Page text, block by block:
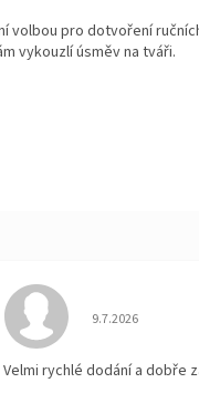
pro dotvoření
vykouzlí úsměv na tváři.
Hodnocení
9.7.2026
Velmi rychlé dodání a dobře